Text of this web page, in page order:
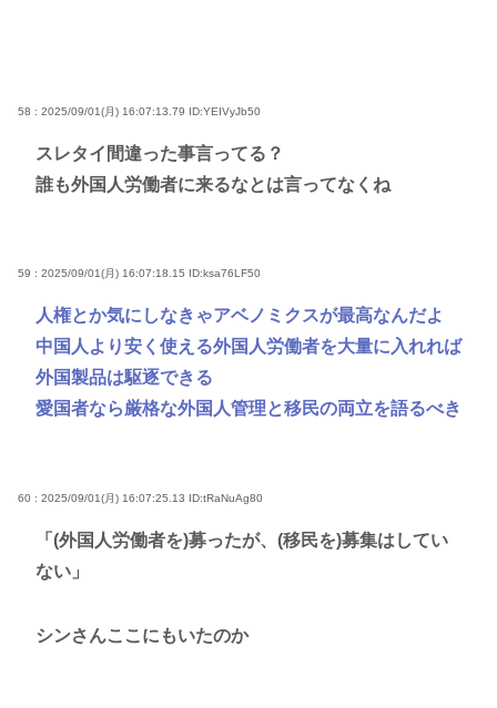
58 : 2025/09/01(月) 16:07:13.79 ID:YEIVyJb50
スレタイ間違った事言ってる？
誰も外国人労働者に来るなとは言ってなくね
59 : 2025/09/01(月) 16:07:18.15 ID:ksa76LF50
人権とか気にしなきゃアベノミクスが最高なんだよ
中国人より安く使える外国人労働者を大量に入れれば
外国製品は駆逐できる
愛国者なら厳格な外国人管理と移民の両立を語るべき
60 : 2025/09/01(月) 16:07:25.13 ID:tRaNuAg80
「(外国人労働者を)募ったが、(移民を)募集はしてい
ない」
シンさんここにもいたのか